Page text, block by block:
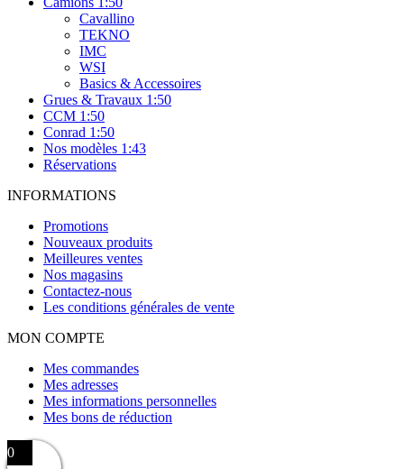
Cavallino
TEKNO
IMC
WSI
Basics & Accessoires
Grues & Travaux 1:50
CCM 1:50
Conrad 1:50
Nos modèles 1:43
Réservations
INFORMATIONS
Promotions
Nouveaux produits
Meilleures ventes
Nos magasins
Contactez-nous
Les conditions générales de vente
MON COMPTE
Mes commandes
Mes adresses
Mes informations personnelles
Mes bons de réduction
0